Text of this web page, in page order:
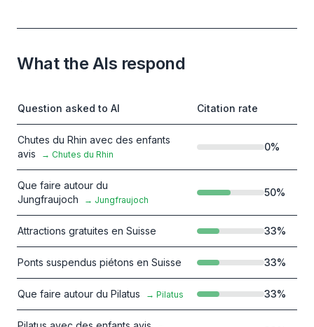
What the AIs respond
Question asked to AI Citation rate
Chutes du Rhin avec des enfants
avis
→ Chutes du Rhin
0%
Que faire autour du
Jungfraujoch
→ Jungfraujoch
50%
Attractions gratuites en Suisse 33%
Ponts suspendus piétons en Suisse 33%
Que faire autour du Pilatus → Pilatus 33%